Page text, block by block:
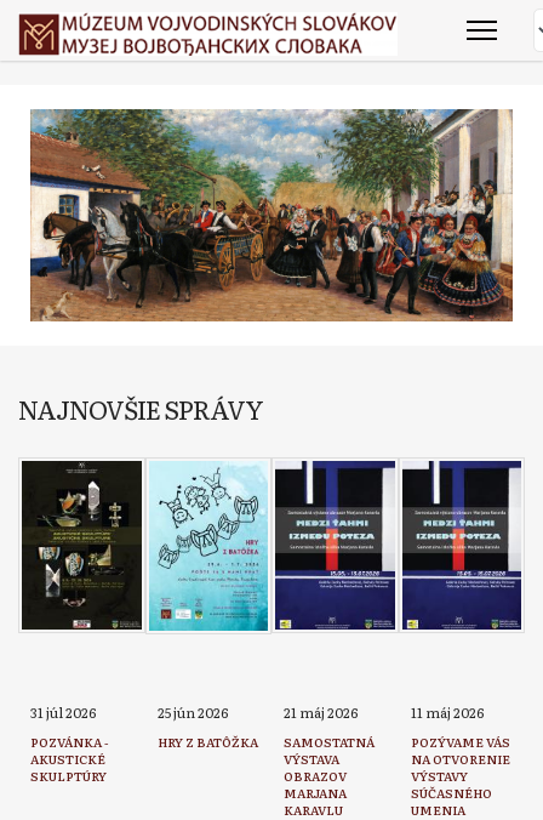
NAJNOVŠIE SPRÁVY
31 júl 2026
POZVÁNKA -
AKUSTICKÉ
SKULPTÚRY
25 jún 2026
HRY Z BATÔŽKA
21 máj 2026
SAMOSTATNÁ
VÝSTAVA
OBRAZOV
MARJANA
KARAVLU
11 máj 2026
POZÝVAME VÁS
NA OTVORENIE
VÝSTAVY
SÚČASNÉHO
UMENIA